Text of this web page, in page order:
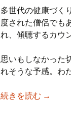
多世代の健康づく
度された僧侶でも
れ、傾聴するカウ
思いもしなかった
れそうな予感。わ
続きを読む 【iso
→